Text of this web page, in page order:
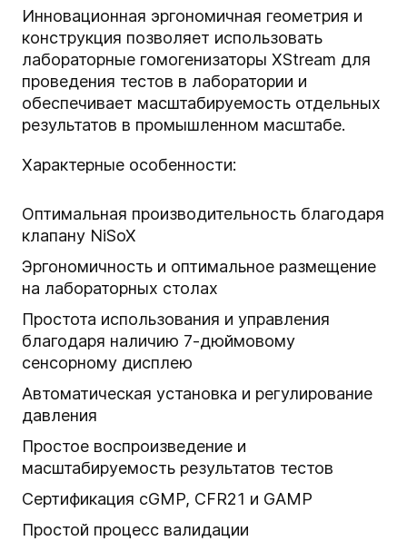
Инновационная эргономичная геометрия и
конструкция позволяет использовать
лабораторные гомогенизаторы XStream для
проведения тестов в лаборатории и
обеспечивает масштабируемость отдельных
результатов в промышленном масштабе.
Характерные особенности:
Оптимальная производительность благодаря
клапану NiSoX
Эргономичность и оптимальное размещение
на лабораторных столах
Простота использования и управления
благодаря наличию 7-дюймовому
сенсорному дисплею
Автоматическая установка и регулирование
давления
Простое воспроизведение и
масштабируемость результатов тестов
Сертификация cGMP, CFR21 и GAMP
Простой процесс валидации